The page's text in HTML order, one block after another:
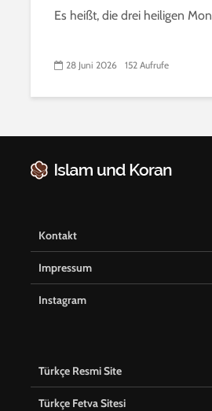
Es heißt, die drei heiligen
28 Juni 2026 152 Aufrufe
Kontakt
Impressum
Instagram
Türkçe Resmi Site
Türkçe Fetva Sitesi